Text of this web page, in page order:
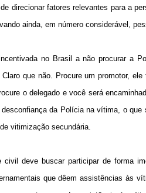
direcionar fatores relevantes para a
ainda, em número considerável,
no Brasil a não procurar a
que não. Procure um promotor,
o delegado e você será
da Polícia na vítima, o
vitimização secundária.
civil deve buscar participar de forma
que dêem assistências às